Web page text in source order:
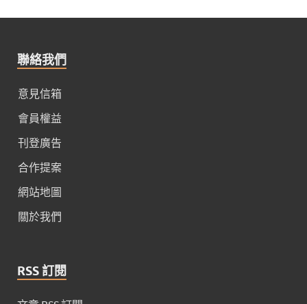
聯絡我們
意見信箱
會員權益
刊登廣告
合作提案
網站地圖
關於我們
RSS 訂閱